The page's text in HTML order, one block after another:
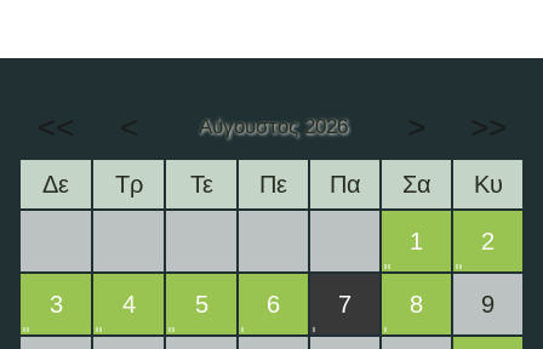
<< < Αύγουστος 2026 > >>
Δε Τρ Τε Πε Πα Σα Κυ
1 2
3 4 5 6 7 8 9